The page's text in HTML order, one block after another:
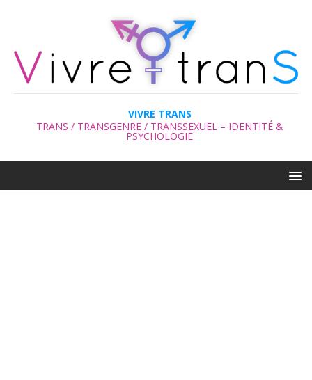
VIVRE TRANS
TRANS / TRANSGENRE / TRANSSEXUEL – IDENTITÉ &
PSYCHOLOGIE